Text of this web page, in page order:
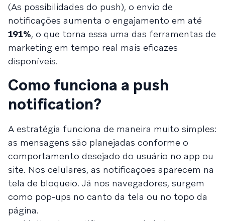
(As possibilidades do push), o envio de
notificações aumenta o engajamento em até
191%, o que torna essa uma das ferramentas de
marketing em tempo real mais eficazes
disponíveis.
Como funciona a push
notification?
A estratégia funciona de maneira muito simples:
as mensagens são planejadas conforme o
comportamento desejado do usuário no app ou
site. Nos celulares, as notificações aparecem na
tela de bloqueio. Já nos navegadores, surgem
como pop-ups no canto da tela ou no topo da
página.